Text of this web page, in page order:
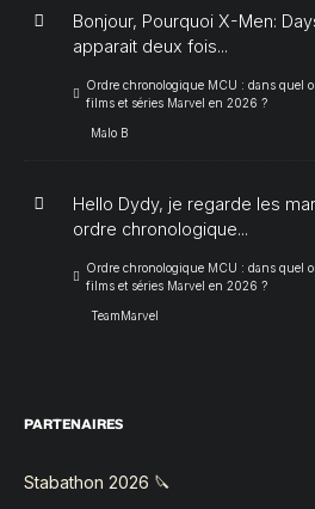
Bonjour, Pourquoi X-Men:
apparait deux fois...
Ordre chronologique MCU : dans quel
films et séries Marvel en 2026 ?
Malo B
Hello Dydy, je regarde les
ordre chronologique...
Ordre chronologique MCU : dans quel
films et séries Marvel en 2026 ?
TeamMarvel
PARTENAIRES
Stabathon 2026 🔪